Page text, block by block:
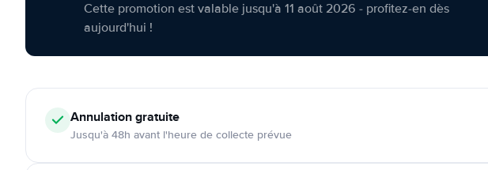
Cette promotion est valable jusqu'à 11 août 2026 - profitez-en dès
aujourd'hui !
Annulationgratuite
Jusqu'à 48h avant l'heure de collecte prévue